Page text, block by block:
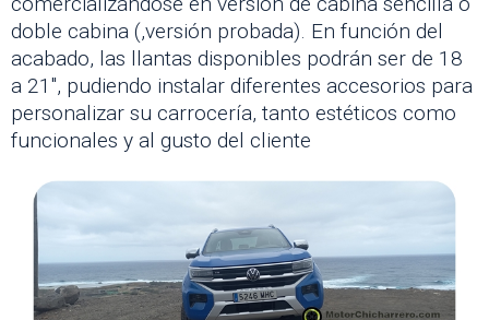
doble cabina (,versión probada). En función del
acabado, las llantas disponibles podrán ser de 18
a 21″, pudiendo instalar diferentes accesorios para
personalizar su carrocería, tanto estéticos como
funcionales y al gusto del cliente